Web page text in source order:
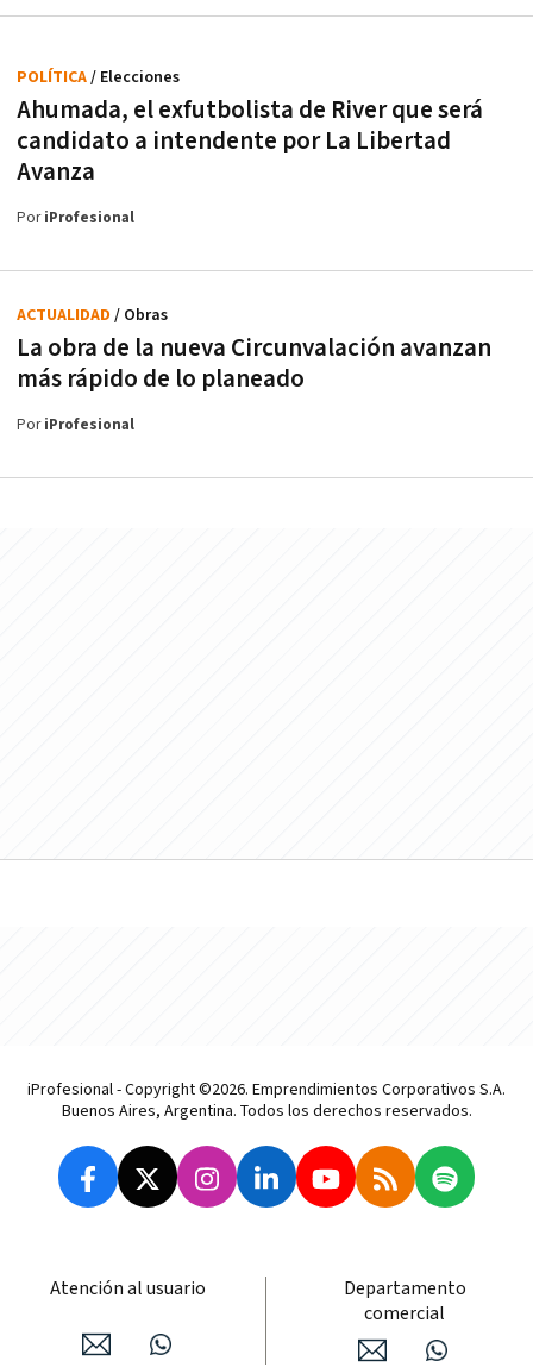
Ahumada, el exfutbolista de River que será
candidato a intendente por La Libertad
Avanza
POLÍTICA/ Elecciones
PoriProfesional
La obra de la nueva Circunvalación avanzan
más rápido de lo planeado
ACTUALIDAD / Obras
PoriProfesional
iProfesional - Copyright ©2026. Emprendimientos Corporativos S.A.
Buenos Aires, Argentina. Todos los derechos reservados.
Atención al usuario
Departamento
comercial